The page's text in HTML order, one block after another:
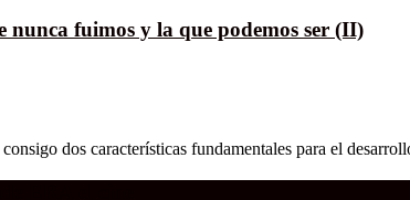
fuimos y la que podemos ser (II)
dos características fundamentales para el